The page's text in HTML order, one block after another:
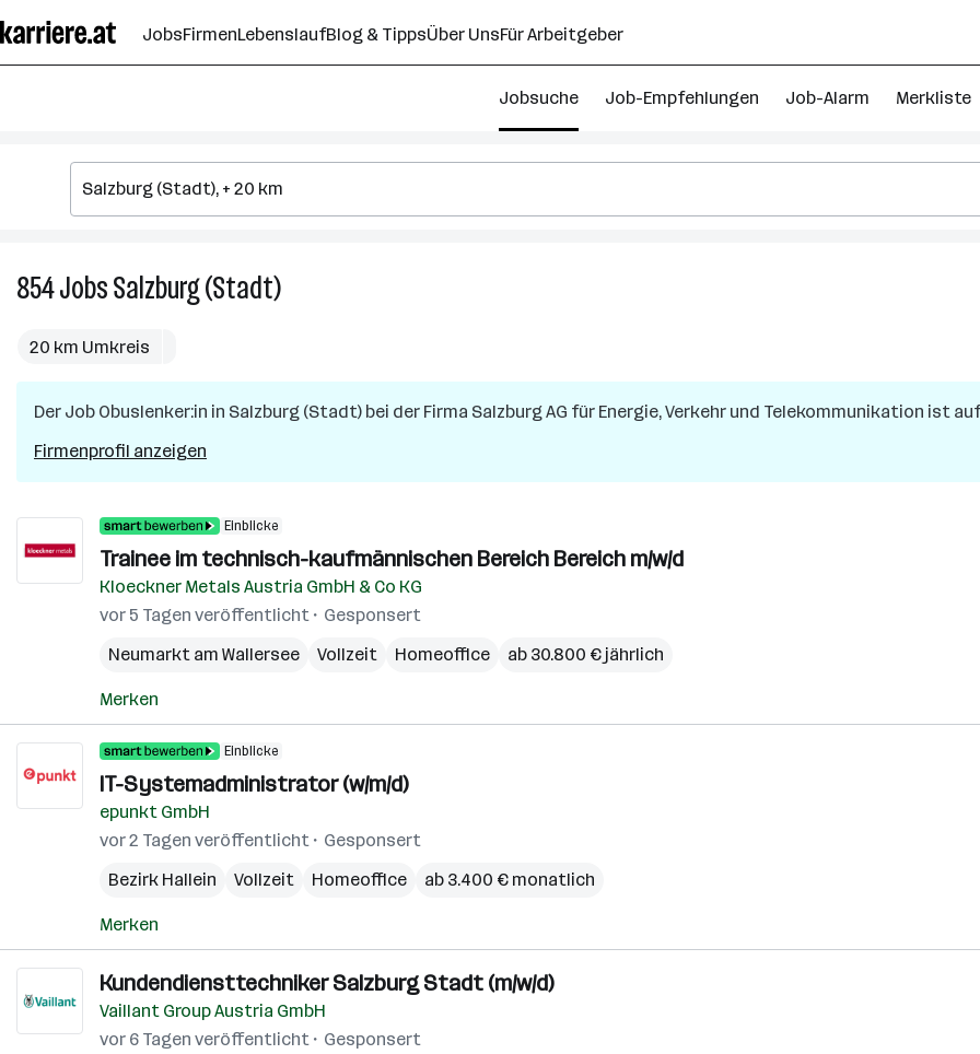
Seiteninhalt
springen
JobsFirmenLebenslaufBlog & TippsÜber UnsFür Arbeitgeber
Jobsuche Job-Empfehlungen Job-Alarm Merkliste
854JobsSalzburg (Stadt)854
(Stadt)
20 km Umkreis
Der Job Obuslenker:in in Salzburg (Stadt) bei der Firma Salzburg AG für Energie, Verkehr und Telekommunikation ist
Firmenprofil anzeigen
Einblicke
Trainee im technisch-kaufmännischen Bereich Bereich m/w/d
Kloeckner Metals Austria GmbH & Co KG
vor 5 Tagen veröffentlicht
Gesponsert
Neumarkt am Wallersee
Vollzeit Homeoffice ab 30.800 € jährlich
Merken
Einblicke
IT-Systemadministrator (w/m/d)
epunkt GmbH
vor 2 Tagen veröffentlicht
Gesponsert
Bezirk Hallein
Vollzeit Homeoffice ab 3.400 € monatlich
Merken
Kundendiensttechniker Salzburg Stadt (m/w/d)
Vaillant Group Austria GmbH
vor 6 Tagen veröffentlicht
Gesponsert